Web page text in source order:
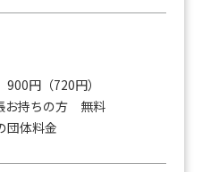
円（720円）
お持ちの方 無料
団体料金